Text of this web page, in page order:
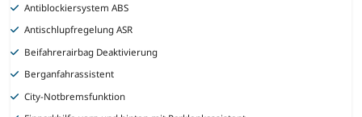
Antiblockiersystem ABS
Antischlupfregelung ASR
Beifahrerairbag Deaktivierung
Berganfahrassistent
City-Notbremsfunktion